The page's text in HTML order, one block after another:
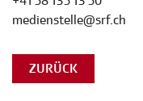
medienstelle@srf.ch
ZURÜCK